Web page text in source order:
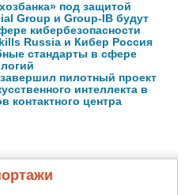
под защитой
Group и Group-IB будут
кибербезопасности
Russia и Кибер Россия
стандарты в сфере
пилотный проект
интеллекта в
контактного центра